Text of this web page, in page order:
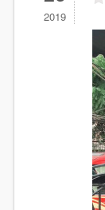
2019